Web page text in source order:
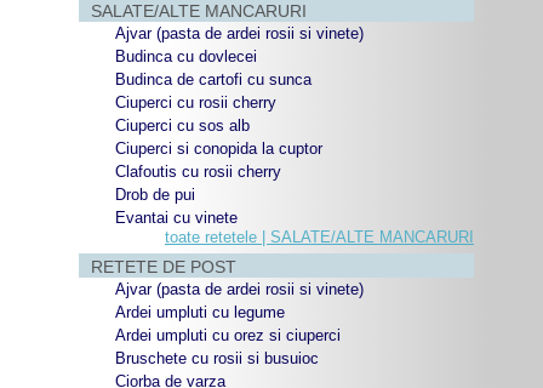
SALATE/ALTE MANCARURI
Ajvar (pasta de ardei rosii si vinete)
Budinca cu dovlecei
Budinca de cartofi cu sunca
Ciuperci cu rosii cherry
Ciuperci cu sos alb
Ciuperci si conopida la cuptor
Clafoutis cu rosii cherry
Drob de pui
Evantai cu vinete
toate retetele | SALATE/ALTE MANCARURI
RETETE DE POST
Ajvar (pasta de ardei rosii si vinete)
Ardei umpluti cu legume
Ardei umpluti cu orez si ciuperci
Bruschete cu rosii si busuioc
Ciorba de varza